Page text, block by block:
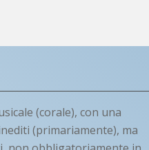
(corale), con una
(primariamente), ma